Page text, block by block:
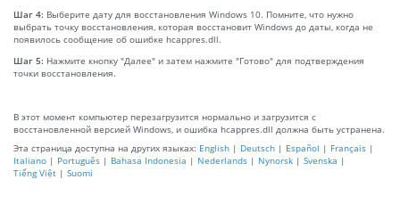
Шаг 4: Выберите дату для восстановления Windows 10. Помните, что нужно
выбрать точку восстановления, которая восстановит Windows до даты, когда не
появилось сообщение об ошибке hcappres.dll.
Шаг 5: Нажмите кнопку "Далее" и затем нажмите "Готово" для подтверждения
точки восстановления.
В этот момент компьютер перезагрузится нормально и загрузится с
восстановленной версией Windows, и ошибка hcappres.dll должна быть устранена.
Эта страница доступна на других языках: English | Deutsch | Español | Français |
Italiano | Português | Bahasa Indonesia | Nederlands | Nynorsk | Svenska |
Tiếng Việt | Suomi